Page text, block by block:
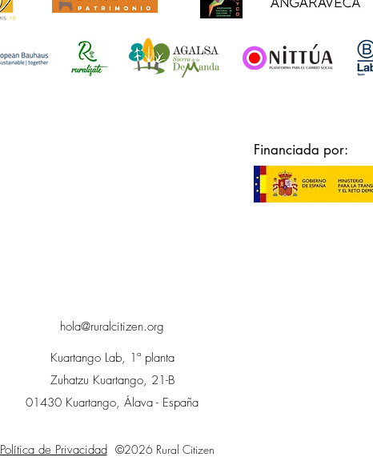
Financiada por:
hola@ruralcitizen.org
Kuartango Lab, 1ª planta
Zuhatzu Kuartango, 21-B
01430 Kuartango, Álava - España
Política de Privacidad ©2026 Rural Citizen